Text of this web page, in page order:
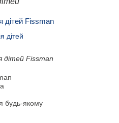
дітей Fissman
дітей Fissman
будь-якому